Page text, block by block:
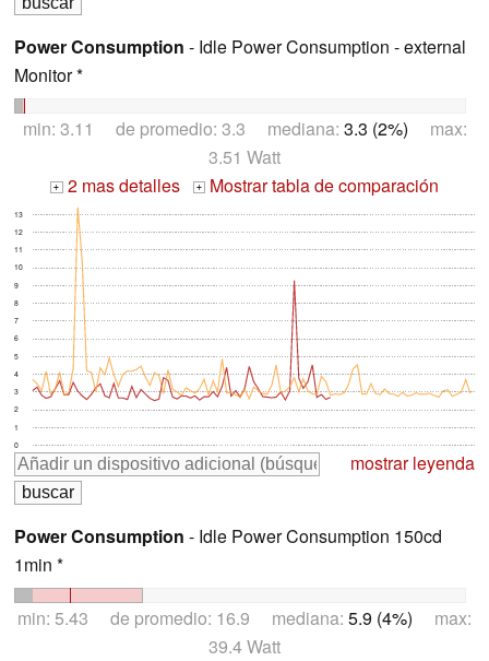
Power Consumption - Idle Power Consumption - external
Monitor *
min: 3.11 de promedio: 3.3 mediana: 3.3 (2%) max:
3.51 Watt
+ 2 mas detalles + Mostrar tabla de comparación
0
1
2
3
4
5
6
7
8
9
10
11
12
13
mostrar leyenda
Power Consumption - Idle Power Consumption 150cd
1min *
min: 5.43 de promedio: 16.9 mediana: 5.9 (4%) max:
39.4 Watt